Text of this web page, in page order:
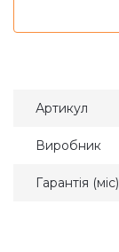
Артикул
Виробник
Гарантія (міс)